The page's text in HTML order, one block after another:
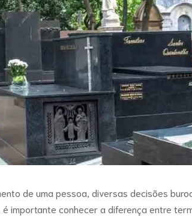
de uma pessoa, diversas decisões
é importante conhecer a diferença entre